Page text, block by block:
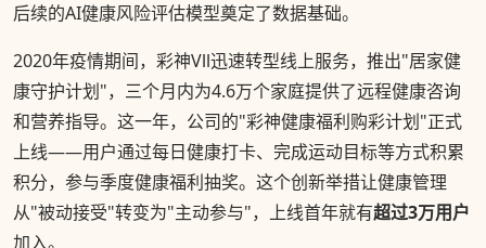
后续的AI健康风险评估模型奠定了数据基础。
2020年疫情期间，彩神Vll迅速转型线上服务，推出"居家健
康守护计划"，三个月内为4.6万个家庭提供了远程健康咨询
和营养指导。这一年，公司的"彩神健康福利购彩计划"正式
上线——用户通过每日健康打卡、完成运动目标等方式积累
积分，参与季度健康福利抽奖。这个创新举措让健康管理
从"被动接受"转变为"主动参与"，上线首年就有超过3万用户
加入。